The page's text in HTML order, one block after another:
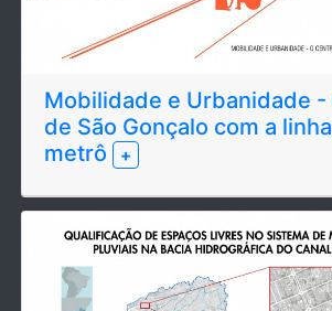
Mobilidade e Urbanidade -
de São Gonçalo com a
metrô
+